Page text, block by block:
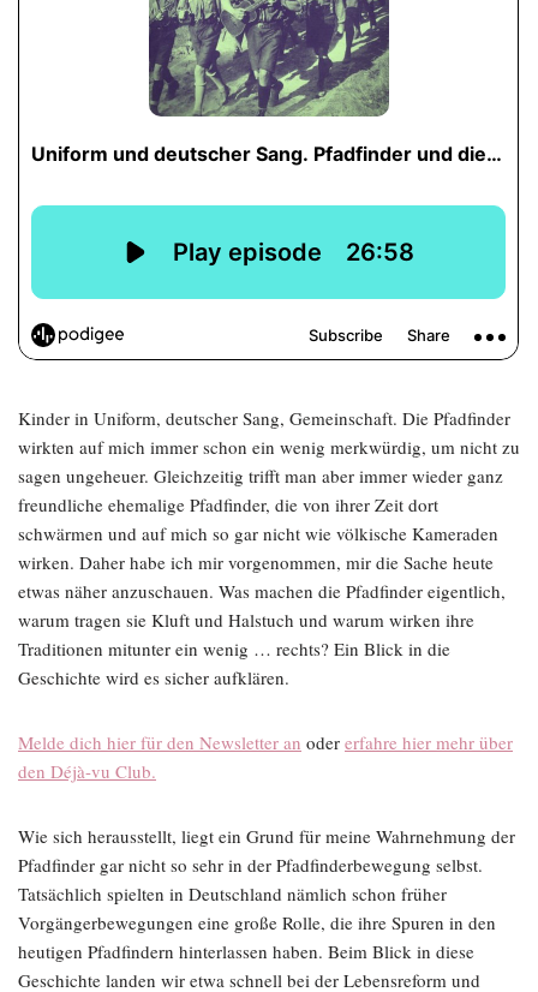
Kinder in Uniform, deutscher Sang, Gemeinschaft. Die Pfadfinder
wirkten auf mich immer schon ein wenig merkwürdig, um nicht zu
sagen ungeheuer. Gleichzeitig trifft man aber immer wieder ganz
freundliche ehemalige Pfadfinder, die von ihrer Zeit dort
schwärmen und auf mich so gar nicht wie völkische Kameraden
wirken. Daher habe ich mir vorgenommen, mir die Sache heute
etwas näher anzuschauen. Was machen die Pfadfinder eigentlich,
warum tragen sie Kluft und Halstuch und warum wirken ihre
Traditionen mitunter ein wenig … rechts? Ein Blick in die
Geschichte wird es sicher aufklären.
Melde dich hier für den Newsletter an oder erfahre hier mehr über
den Déjà-vu Club.
Wie sich herausstellt, liegt ein Grund für meine Wahrnehmung der
Pfadfinder gar nicht so sehr in der Pfadfinderbewegung selbst.
Tatsächlich spielten in Deutschland nämlich schon früher
Vorgängerbewegungen eine große Rolle, die ihre Spuren in den
heutigen Pfadfindern hinterlassen haben. Beim Blick in diese
Geschichte landen wir etwa schnell bei der Lebensreform und